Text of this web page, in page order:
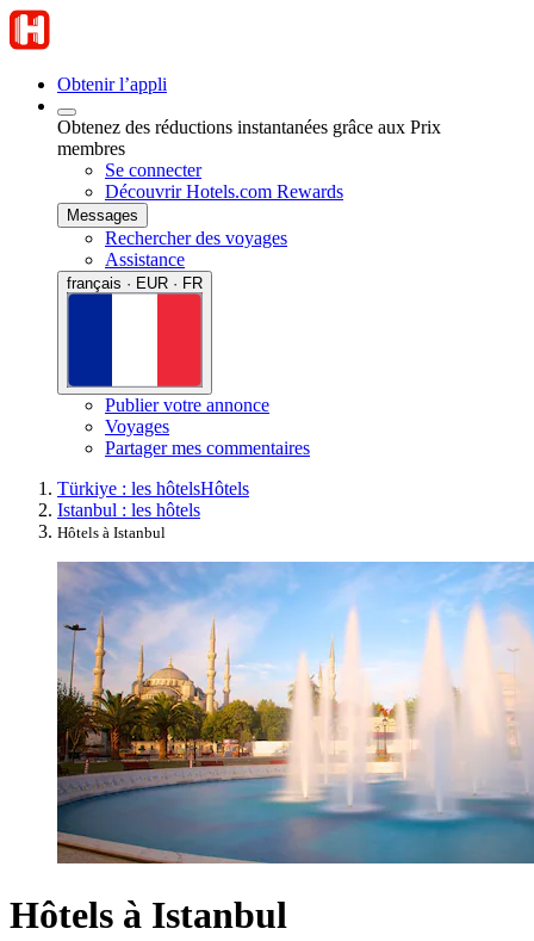
Obtenir l’appli
Obtenez des réductions instantanées grâce aux Prix
membres
Se connecter
Découvrir Hotels.com Rewards
Messages
Rechercher des voyages
Assistance
français · EUR · FR
Publier votre annonce
Voyages
Partager mes commentaires
Türkiye : les hôtelsHôtels
Istanbul : les hôtels
Hôtels à Istanbul
Hôtels à Istanbul